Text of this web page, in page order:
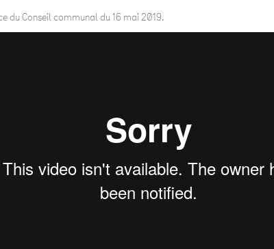
du Conseil communal du 16 mai 2019.